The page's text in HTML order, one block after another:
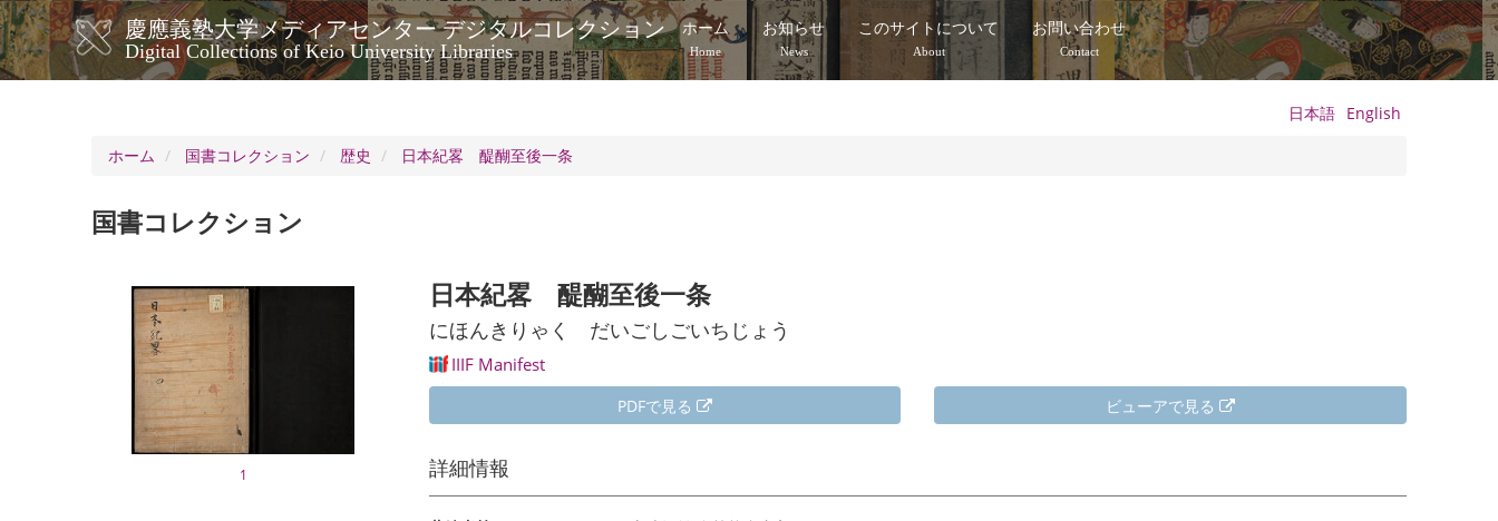
メ
イ
ン
コ
慶應義塾大学メディアセンター デジタルコレクション
Digital Collections of Keio University Libraries
メ
イ
ビ
ー
シ
ホーム
Home
お知らせ
News
このサイトについて
About
お問い合わせ
Contact
日本語 English
ホーム
国書コレクション 歴史 日本紀畧 醍醐至後一条
国書コレクション
1
日本紀畧 醍醐至後一条
にほんきりゃく だいごしごいちじょう
IIIF Manifest
PDFで見る ビューアで見る
詳細情報